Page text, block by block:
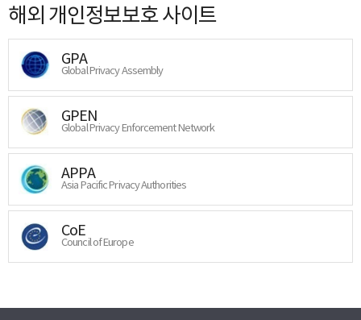
해외 개인정보보호 사이트
GPA
Global Privacy Assembly
GPEN
Global Privacy Enforcement Network
APPA
Asia Pacific Privacy Authorities
CoE
Council of Europe